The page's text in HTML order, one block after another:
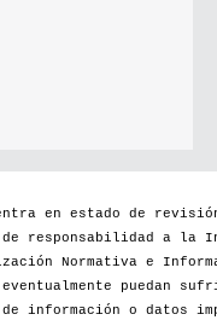
en estado de
de responsabilidad a la
Normativa e
puedan
información o datos